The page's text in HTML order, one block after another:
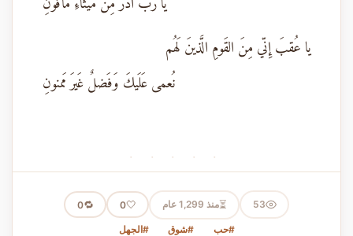
يا عُقبَ إِنّي مِنَ القَومِ الَّذينَ لَهُم
نُعمى عَلَيكَ وَفَضلٌ غَيرَ مَمنونِ
· · · · ·
53
⏳منذ 1,299 عام 🤍
0
🔁
0
#حب #شوق #الجهل